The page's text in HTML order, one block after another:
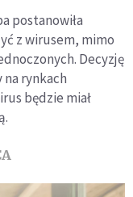
postanowiła
z wirusem, mimo
Decyzję
rynkach
będzie miał